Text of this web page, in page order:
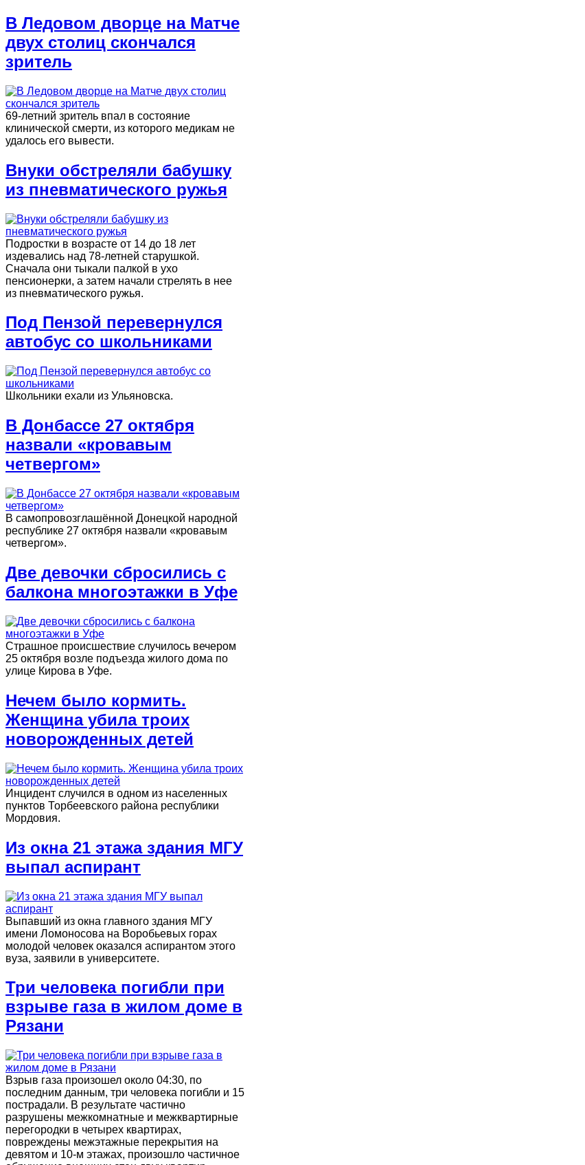
В Ледовом дворце на Матче
двух столиц скончался
зритель
69-летний зритель впал в состояние
клинической смерти, из которого медикам не
удалось его вывести.
Внуки обстреляли бабушку
из пневматического ружья
Подростки в возрасте от 14 до 18 лет
издевались над 78-летней старушкой.
Сначала они тыкали палкой в ухо
пенсионерки, а затем начали стрелять в нее
из пневматического ружья.
Под Пензой перевернулся
автобус со школьниками
Школьники ехали из Ульяновска.
В Донбассе 27 октября
назвали «кровавым
четвергом»
В самопровозглашённой Донецкой народной
республике 27 октября назвали «кровавым
четвергом».
Две девочки сбросились с
балкона многоэтажки в Уфе
Страшное происшествие случилось вечером
25 октября возле подъезда жилого дома по
улице Кирова в Уфе.
Нечем было кормить.
Женщина убила троих
новорожденных детей
Инцидент случился в одном из населенных
пунктов Торбеевского района республики
Мордовия.
Из окна 21 этажа здания МГУ
выпал аспирант
Выпавший из окна главного здания МГУ
имени Ломоносова на Воробьевых горах
молодой человек оказался аспирантом этого
вуза, заявили в университете.
Три человека погибли при
взрыве газа в жилом доме в
Рязани
Взрыв газа произошел около 04:30, по
последним данным, три человека погибли и 15
пострадали. В результате частично
разрушены межкомнатные и межквартирные
перегородки в четырех квартирах,
повреждены межэтажные перекрытия на
девятом и 10-м этажах, произошло частичное